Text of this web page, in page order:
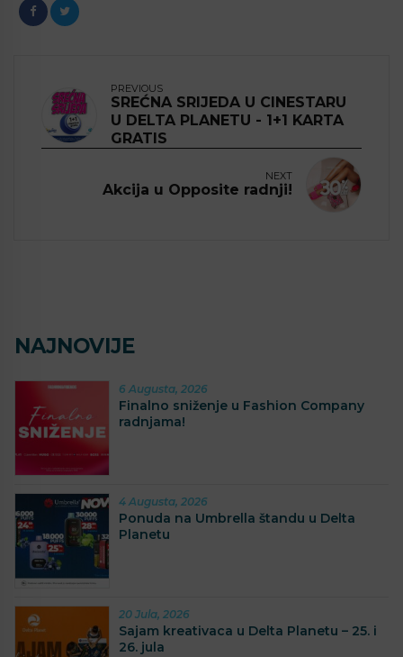
PREVIOUS
SREĆNA SRIJEDA U CINESTARU
U DELTA PLANETU - 1+1 KARTA
GRATIS
NEXT
Akcija u Opposite radnji!
NAJNOVIJE
6 Augusta, 2026
Finalno sniženje u Fashion Company
radnjama!
4 Augusta, 2026
Ponuda na Umbrella štandu u Delta
Planetu
20 Jula, 2026
Sajam kreativaca u Delta Planetu – 25. i
26. jula